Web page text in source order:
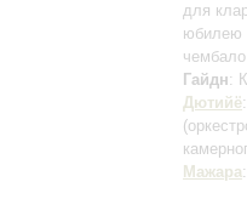
для
юбилею
Гайдн:
Дютийё
Мажара